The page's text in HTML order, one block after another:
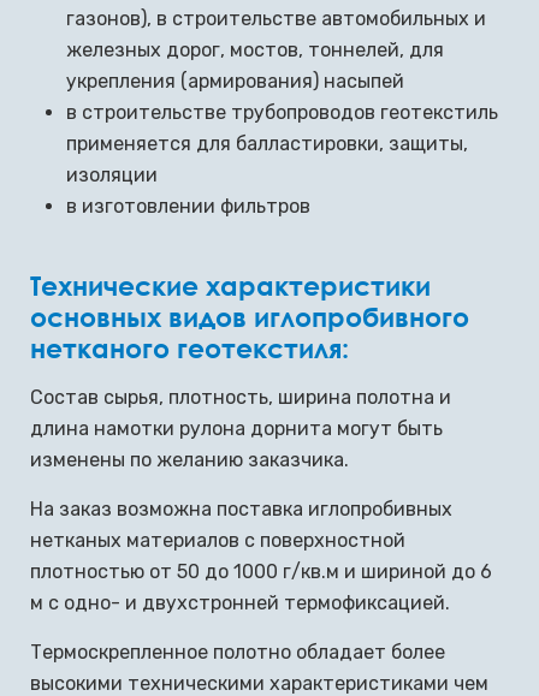
газонов), в строительстве автомобильных и
железных дорог, мостов, тоннелей, для
укрепления (армирования) насыпей
в строительстве трубопроводов геотекстиль
применяется для балластировки, защиты,
изоляции
в изготовлении фильтров
Технические характеристики
основных видов иглопробивного
нетканого геотекстиля:
Состав сырья, плотность, ширина полотна и
длина намотки рулона дорнита могут быть
изменены по желанию заказчика.
На заказ возможна поставка иглопробивных
нетканых материалов с поверхностной
плотностью от 50 до 1000 г/кв.м и шириной до 6
м с одно- и двухстронней термофиксацией.
Термоскрепленное полотно обладает более
высокими техническими характеристиками чем